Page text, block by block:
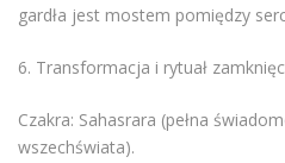
gardła jest mostem pomiędzy
6. Transformacja i rytuał
Czakra: Sahasrara (pełna
wszechświata).